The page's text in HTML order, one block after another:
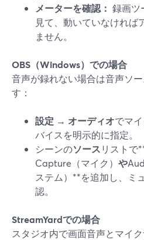
メーターを確認： 録画ツ
見て、動いていなければ
ません。
OBS（Windows）での場合
音声が録れない場合は音声ソ
す：
設定 → オーディオでマ
バイスを明示的に指定。
シーンのソースリストで
Capture（マイク） や
ステム）**を追加し、ミ
認。
StreamYardでの場合
スタジオ内で画面音声とマイ